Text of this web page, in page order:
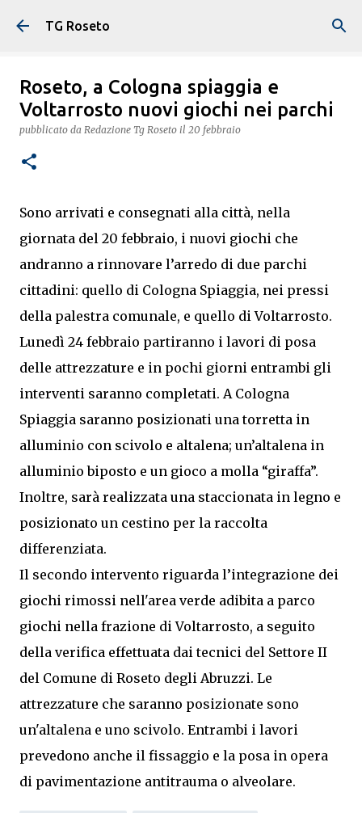
Passa ai contenuti principali
TG Roseto
Roseto, a Cologna spiaggia e
Voltarrosto nuovi giochi nei parchi
pubblicato da Redazione Tg Roseto il 20 febbraio
Sono arrivati e consegnati alla città, nella
giornata del 20 febbraio, i nuovi giochi che
andranno a rinnovare l’arredo di due parchi
cittadini: quello di Cologna Spiaggia, nei pressi
della palestra comunale, e quello di Voltarrosto.
Lunedì 24 febbraio partiranno i lavori di posa
delle attrezzature e in pochi giorni entrambi gli
interventi saranno completati. A Cologna
Spiaggia saranno posizionati una torretta in
alluminio con scivolo e altalena; un’altalena in
alluminio biposto e un gioco a molla “giraffa”.
Inoltre, sarà realizzata una staccionata in legno e
posizionato un cestino per la raccolta
differenziata.
Il secondo intervento riguarda l’integrazione dei
giochi rimossi nell'area verde adibita a parco
giochi nella frazione di Voltarrosto, a seguito
della verifica effettuata dai tecnici del Settore II
del Comune di Roseto degli Abruzzi. Le
attrezzature che saranno posizionate sono
un'altalena e uno scivolo. Entrambi i lavori
prevedono anche il fissaggio e la posa in opera
di pavimentazione antitrauma o alveolare.